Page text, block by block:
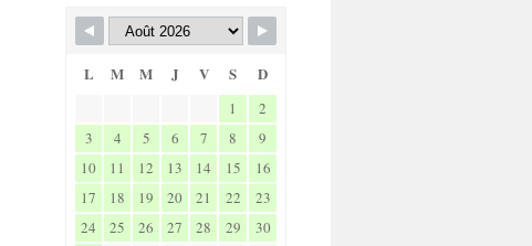
L M M J V S D
1
2
3
4 5 6 7 8
9
10
11 12 13 14 15
16
17
18 19 20 21 22
23
24
25 26 27 28 29 30